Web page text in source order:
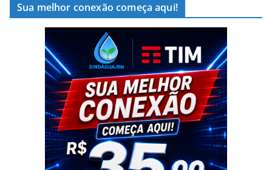
Sua melhor conexão começa aqui!